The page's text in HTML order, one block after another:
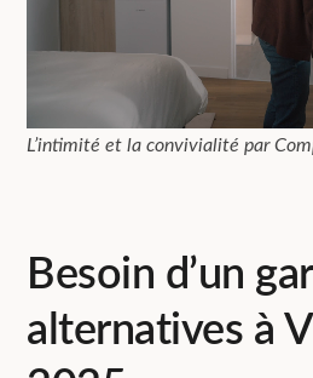
L’intimité et la convivialité par
Besoin d’un
alternatives à